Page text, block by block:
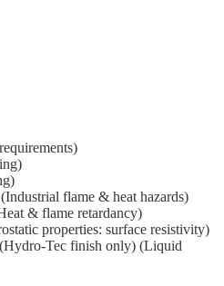
flame & heat hazards)
& flame retardancy)
properties: surface resistivity)
Tec finish only) (Liquid